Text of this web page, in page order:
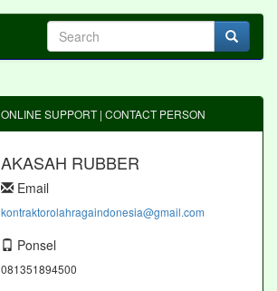
ONLINE SUPPORT | CONTACT PERSON
AKASAH RUBBER
Email
kontraktorolahragaindonesia@gmail.com
Ponsel
081351894500